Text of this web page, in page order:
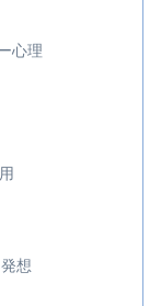
心理
想